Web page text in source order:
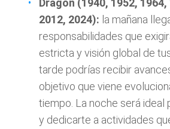
Dragón (1940, 1952,
2012, 2024): la mañana
responsabilidades que
estricta y visión global de
tarde podrías recibir
objetivo que viene
tiempo. La noche será
y dedicarte a actividades